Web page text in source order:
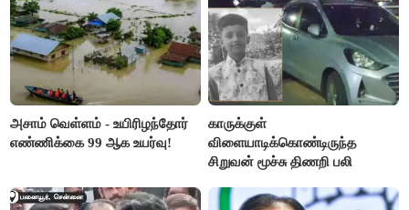
அசாம் வெள்ளம் - உயிரிழந்தோர்
எண்ணிக்கை 99 ஆக உயர்வு!
காருக்குள்
விளையாடிக்கொண்டிருந்த
சிறுவன் மூச்சு திணறி பலி